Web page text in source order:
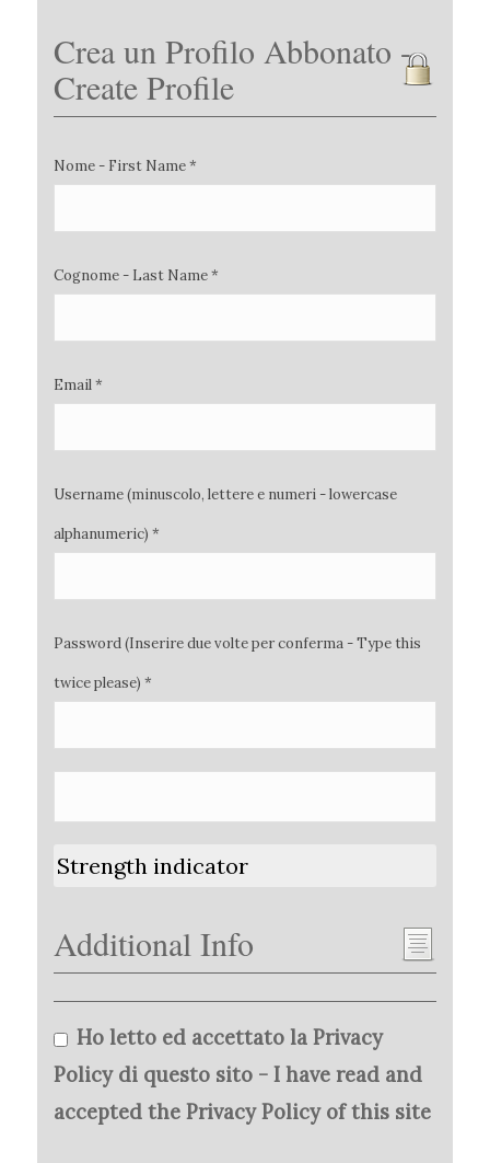
Crea un Profilo Abbonato -
Create Profile
Nome - First Name *
Cognome - Last Name *
Email *
Username (minuscolo, lettere e numeri - lowercase
alphanumeric) *
Password (Inserire due volte per conferma - Type this
twice please) *
Strength indicator
Additional Info
Ho letto ed accettato la Privacy
Policy di questo sito - I have read and
accepted the Privacy Policy of this site